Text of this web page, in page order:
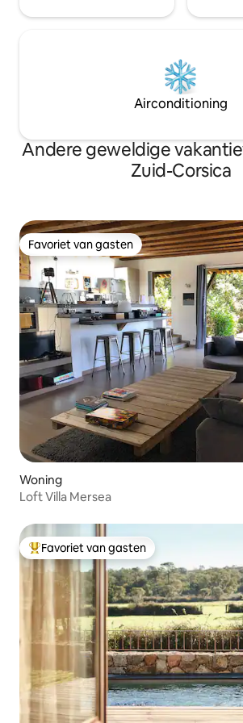
Airconditioning
Andere geweldige
Zuid-Corsica
Favoriet van gasten
Favoriet van gasten
Woning
Loft Villa Mersea
Topfavoriet van gasten
Favoriet van gasten